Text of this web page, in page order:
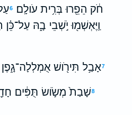
חֹ֔ק הֵפֵ֖רוּ בְּרִ֥ית עֹולָֽם׃
6
וַֽיֶּאְשְׁמ֖וּ יֹ֣שְׁבֵי בָ֑הּ
7אָבַ֥ל תִּירֹ֖ושׁ אֻמְלְלָה־גָ֑פֶן
8שָׁבַת֙ מְשֹׂ֣ושׂ תֻּפִּ֔ים